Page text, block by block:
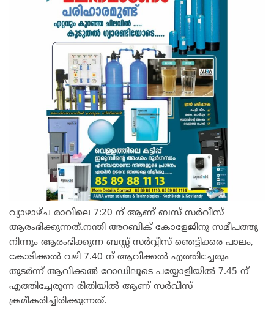
വ്യാഴാഴ്ച രാവിലെ 7:20 ന് ആണ് ബസ് സർവീസ്
ആരംഭിക്കുന്നത്.നന്തി അറബിക് കോളേജിനു സമീപത്തു
നിന്നും ആരംഭിക്കുന്ന ബസ്സ് സർവ്വീസ് ഞെട്ടിക്കര പാലം,
കോടിക്കൽ വഴി 7.40 ന് ആവിക്കൽ എത്തിച്ചേരും
തുടർന്ന് ആവിക്കൽ റോഡിലൂടെ പയ്യോളിയിൽ 7.45 ന്
എത്തിച്ചേരുന്ന രീതിയിൽ ആണ് സർവീസ്
ക്രമീകരിച്ചിരിക്കുന്നത്.